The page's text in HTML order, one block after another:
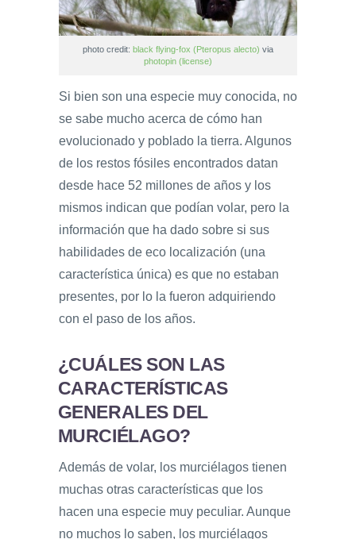
photo credit: black flying-fox (Pteropus alecto) via
photopin (license)
Si bien son una especie muy conocida, no
se sabe mucho acerca de cómo han
evolucionado y poblado la tierra. Algunos
de los restos fósiles encontrados datan
desde hace 52 millones de años y los
mismos indican que podían volar, pero la
información que ha dado sobre si sus
habilidades de eco localización (una
característica única) es que no estaban
presentes, por lo la fueron adquiriendo
con el paso de los años.
¿CUÁLES SON LAS
CARACTERÍSTICAS
GENERALES DEL
MURCIÉLAGO?
Además de volar, los murciélagos tienen
muchas otras características que los
hacen una especie muy peculiar. Aunque
no muchos lo saben, los murciélagos